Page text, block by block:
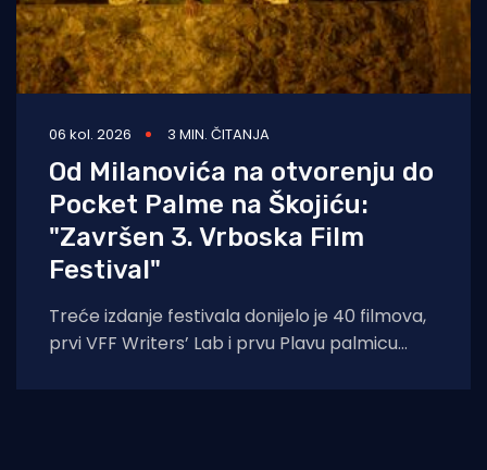
06 kol. 2026 3 MIN. ČITANJA
Od Milanovića na otvorenju do
Pocket Palme na Škojiću:
"Završen 3. Vrboska Film
Festival"
Treće izdanje festivala donijelo je 40 filmova,
prvi VFF Writers’ Lab i prvu Plavu palmicu